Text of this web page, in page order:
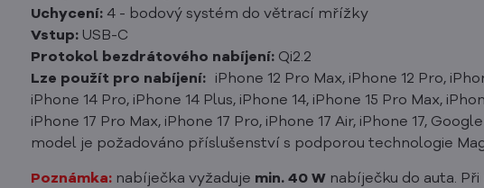
Uchycení:4 - bodový systém do větrací mřížky
Vstup:USB-C
Protokol bezdrátového nabíjení:Qi2.2
Lze použít pro nabíjení:iPhone 12 Pro Max, iPhone 12 Pro,
iPhone 14 Pro, iPhone 14 Plus, iPhone 14, iPhone 15 Pro Max,
iPhone 17 Pro Max, iPhone 17 Pro, iPhone 17 Air, iPhone 17,
model je požadováno příslušenství s podporou technologie
Poznámka:nabíječka vyžaduje min. 40 Wnabíječku do auta.